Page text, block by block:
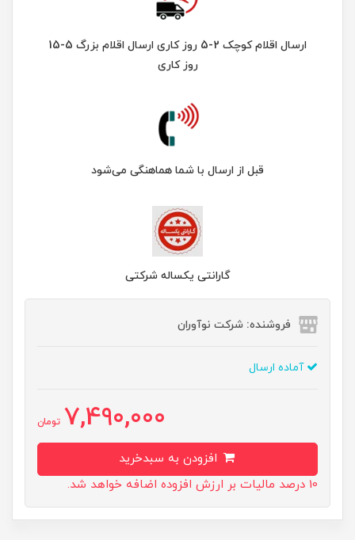
ارسال اقلام کوچک 2-5 روز کاری ارسال اقلام بزرگ 5-15
روز کاری
قبل از ارسال با شما هماهنگی می‌شود
گارانتی یکساله شرکتی
فروشنده: شرکت نوآوران
آماده ارسال
7,490,000 تومان
10 درصد مالیات بر ارزش افزوده اضافه خواهد شد.